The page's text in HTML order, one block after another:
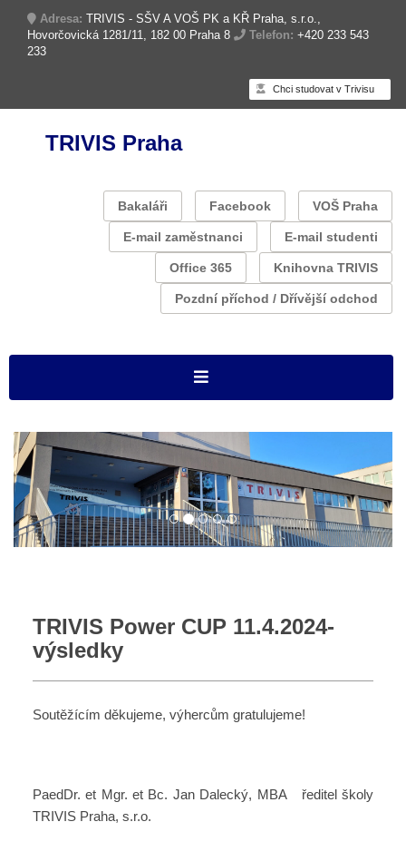
Adresa: TRIVIS - SŠV A VOŠ PK a KŘ Praha, s.r.o.,
Hovorčovická 1281/11, 182 00 Praha 8
Telefon: +420 233 543
233
Chci studovat v Trivisu
TRIVIS Praha
Bakaláři Facebook VOŠ Praha
E-mail zaměstnanci E-mail studenti
Office 365 Knihovna TRIVIS
Pozdní příchod / Dřívější odchod
TRIVIS Power CUP 11.4.2024-
výsledky
Soutěžícím děkujeme, výhercům gratulujeme!
PaedDr. et Mgr. et Bc. Jan Dalecký, MBA ředitel školy
TRIVIS Praha, s.r.o.